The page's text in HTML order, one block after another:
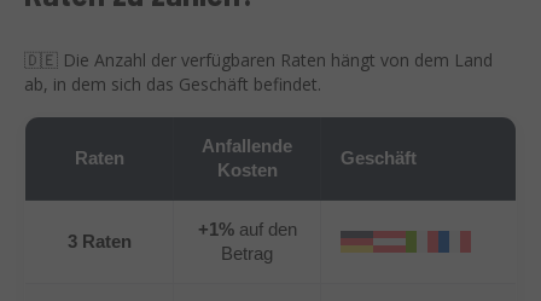
🇩🇪 Die Anzahl der verfügbaren Raten hängt von dem Land
ab, in dem sich das Geschäft befindet.
Raten
Anfallende
Kosten
Geschäft
3 Raten
+1%auf den
Betrag